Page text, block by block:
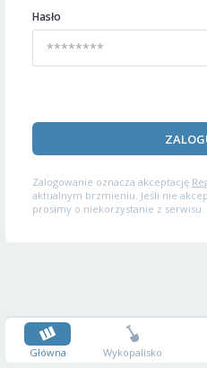
Hasło
Zalogowanie oznacza akceptację
aktualnym brzmieniu. Jeśli nie
prosimy o niekorzystanie z serwisu.
Główna Wykopalisko